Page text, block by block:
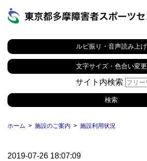
ルビ振り・音声読み上げ
文字サイズ・色合い変更
サイト内検索
ホーム 施設のご案内 施設利用状況
2019-07-26 18:07:09